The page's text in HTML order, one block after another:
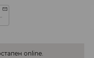
online.